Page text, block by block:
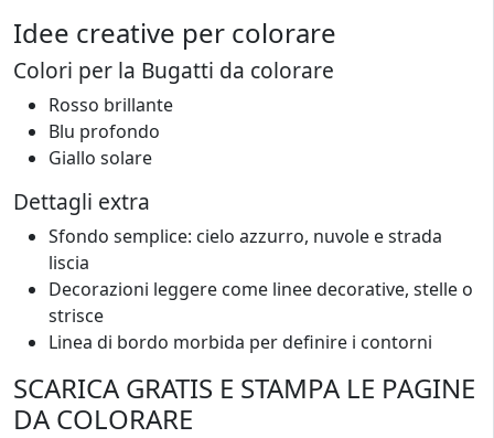
Idee creative per colorare
Colori per la Bugatti da colorare
Rosso brillante
Blu profondo
Giallo solare
Dettagli extra
Sfondo semplice: cielo azzurro, nuvole e strada
liscia
Decorazioni leggere come linee decorative, stelle o
strisce
Linea di bordo morbida per definire i contorni
SCARICA GRATIS E STAMPA LE PAGINE
DA COLORARE